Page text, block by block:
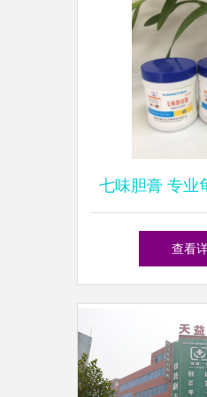
七味胆膏 专业
方案与养
查看